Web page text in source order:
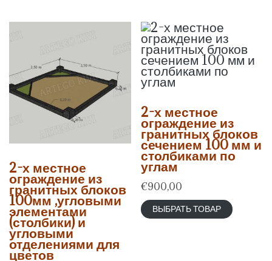
2-х местное
ограждение из
гранитных блоков
100мм ,угловыми
элементами
(столбики) и
угловыми
отделениями для
цветов
2-х местное
ограждение из
гранитных блоков
сечением 100 мм и
столбиками по
углам
€900,00
ВЫБРАТЬ ТОВАР